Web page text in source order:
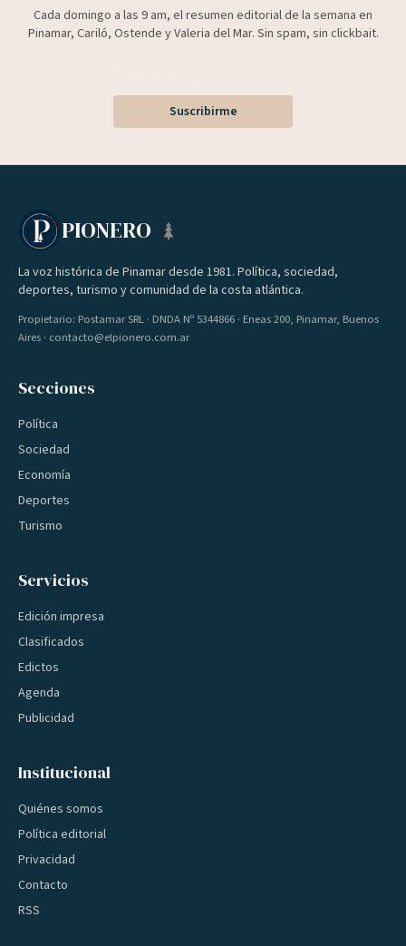
Cada domingo a las 9 am, el resumen editorial de la semana en
Pinamar, Cariló, Ostende y Valeria del Mar. Sin spam, sin clickbait.
Suscribirme
PIONERO
La voz histórica de Pinamar desde 1981. Política, sociedad,
deportes, turismo y comunidad de la costa atlántica.
Propietario: Postamar SRL · DNDA Nº 5344866 · Eneas 200, Pinamar, Buenos
Aires · contacto@elpionero.com.ar
Secciones
Política
Sociedad
Economía
Deportes
Turismo
Servicios
Edición impresa
Clasificados
Edictos
Agenda
Publicidad
Institucional
Quiénes somos
Política editorial
Privacidad
Contacto
RSS